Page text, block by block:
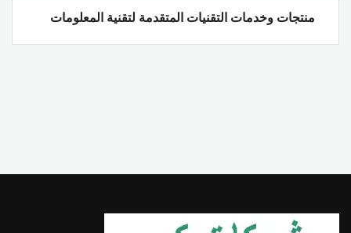
منتجات وخدمات التقنيات المتقدمة لتقنية المعلومات